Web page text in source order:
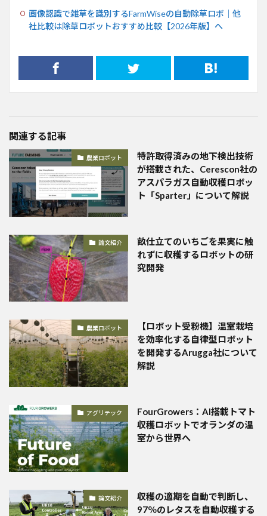
画像認識で雑草を識別するFarmWiseの自動除草ロボ｜他
社比較は除草ロボットおすすめ比較【2026年版】へ
関連する記事
農業ロボット
特許取得済みの地下検出技術
が搭載された、Cerescon社の
アスパラガス自動収穫ロボッ
ト「Sparter」について解説
論文紹介
畝仕立てのいちごを果実に触
れずに収穫するロボットの研
究開発
農業ロボット
【ロボット受粉機】温室栽培
を効率化する自律型ロボット
を開発するArugga社について
解説
アグリテック
FourGrowers：AI搭載トマト
収穫ロボットでオランダの温
室から世界へ
論文紹介
収穫の適期を自動で判断し、
97％のレタスを自動収穫する